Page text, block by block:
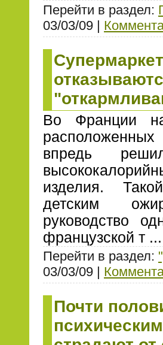
Перейти в раздел:
03/03/09 |
Во Франции
впредь
изделия.
детским
руководство
французской т
Перейти в раздел:
03/03/09 |
Почти